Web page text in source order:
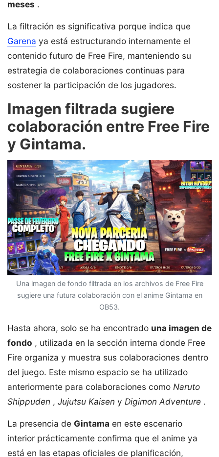
meses .
La filtración es significativa porque indica que
Garena ya está estructurando internamente el
contenido futuro de Free Fire, manteniendo su
estrategia de colaboraciones continuas para
sostener la participación de los jugadores.
Imagen filtrada sugiere
colaboración entre Free Fire
y Gintama.
Una imagen de fondo filtrada en los archivos de Free Fire
sugiere una futura colaboración con el anime Gintama en
OB53.
Hasta ahora, solo se ha encontrado una imagen de
fondo , utilizada en la sección interna donde Free
Fire organiza y muestra sus colaboraciones dentro
del juego. Este mismo espacio se ha utilizado
anteriormente para colaboraciones como Naruto
Shippuden , Jujutsu Kaisen y Digimon Adventure .
La presencia de Gintama en este escenario
interior prácticamente confirma que el anime ya
está en las etapas oficiales de planificación,